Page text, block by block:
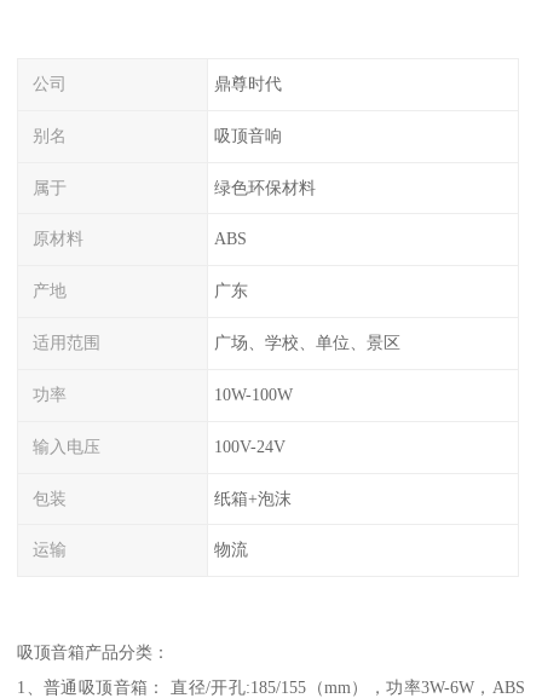
公司 鼎尊时代
别名 吸顶音响
属于 绿色环保材料
原材料 ABS
产地 广东
适用范围 广场、学校、单位、景区
功率 10W-100W
输入电压 100V-24V
包装 纸箱+泡沫
运输 物流
吸顶音箱产品分类：
1、普通吸顶音箱： 直径/开孔:185/155（mm），功率3W-6W，ABS